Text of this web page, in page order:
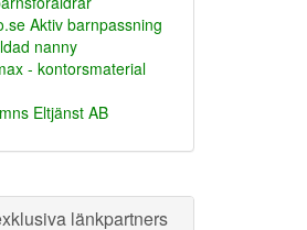
Aktiv barnpassning
nanny
- kontorsmaterial
Eltjänst AB
länkpartners